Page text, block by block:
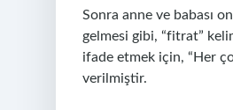
Sonra anne ve babası
gelmesi gibi, “fitrat”
ifade etmek için, “Her
verilmiştir.